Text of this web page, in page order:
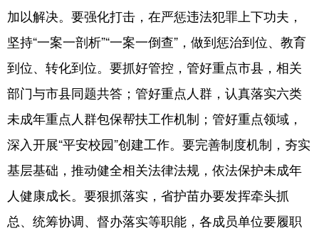
加以解决。要强化打击，在严惩违法犯罪上下功夫，
坚持“一案一剖析”“一案一倒查”，做到惩治到位、教育
到位、转化到位。要抓好管控，管好重点市县，相关
部门与市县同题共答；管好重点人群，认真落实六类
未成年重点人群包保帮扶工作机制；管好重点领域，
深入开展“平安校园”创建工作。要完善制度机制，夯实
基层基础，推动健全相关法律法规，依法保护未成年
人健康成长。要狠抓落实，省护苗办要发挥牵头抓
总、统筹协调、督办落实等职能，各成员单位要履职